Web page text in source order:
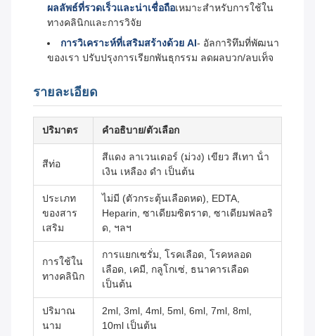
ผลลัพธ์ที่รวดเร็วและน่าเชื่อถือเหมาะสําหรับการใช้ใน
ทางคลินิกและการวิจัย
การวิเคราะห์ที่เสริมสร้างด้วย AI- อัลการิทึมที่พัฒนา
ของเรา ปรับปรุงการเรียกพันธุกรรม ลดผลบวก/ลบเท็จ
รายละเอียด
ปริมาตร คําอธิบาย/ตัวเลือก
สีท่อ
สีแดง ลาเวนเดอร์ (ม่วง) เขียว สีเทา น้ํา
เงิน เหลือง ดํา เป็นต้น
ประเภท
ของสาร
เสริม
ไม่มี (ตัวกระตุ้นเลือดหด), EDTA,
Heparin, ซาเดียมซิตราต, ซาเดียมฟลอริ
ด, ฯลฯ
การใช้ใน
ทางคลินิก
การแยกเซรั่ม, โรคเลือด, โรคหลอด
เลือด, เคมี, กลูโกเซ่, ธนาคารเลือด
เป็นต้น
ปริมาณ
นาม
2ml, 3ml, 4ml, 5ml, 6ml, 7ml, 8ml,
10ml เป็นต้น